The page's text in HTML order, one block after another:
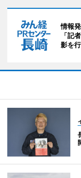
情報
「記
影を行